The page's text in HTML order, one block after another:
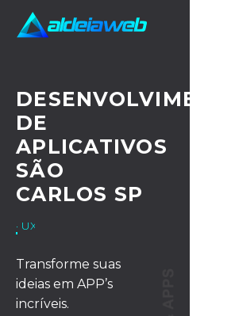
DESENVOLVIMENTO
DE
APLICATIVOS
SÃO
CARLOS SP
· UX/UI DESIGN
Transforme suas
ideias em APP’s
incríveis.